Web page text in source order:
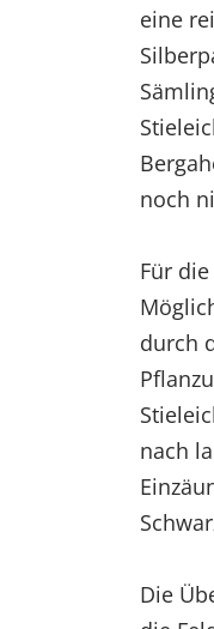
eine
noch
Für
durch
nach
Die